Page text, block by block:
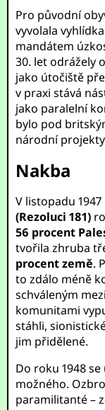
Pro původní
vyvolala
mandátem
30. let odrážely
jako útočiště
v praxi stává
jako paralelní
bylo pod
národní
Nakba
V listopadu
(Rezoluci 181)
56 procent
tvořila zhruba
procent země.
to zdálo méně
schváleným
komunitami
stáhli,
jim přidělené.
Do roku 1948
možného.
paramilitanté –